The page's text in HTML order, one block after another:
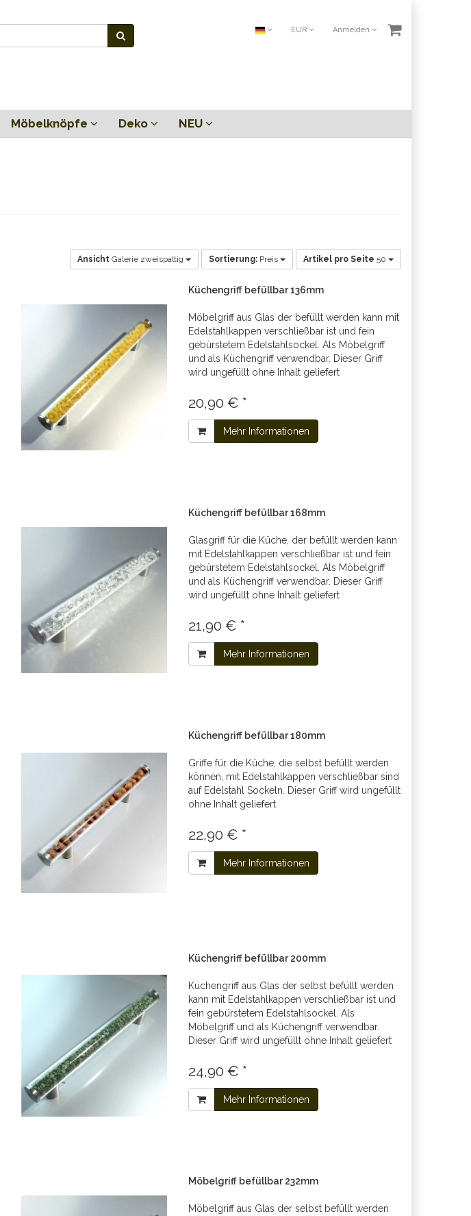
EUR Anmelden
Möbelknöpfe Deko NEU
Ansicht Galerie zweispaltig Sortierung: Preis Artikel pro Seite 50
Küchengriff befüllbar 136mm
Möbelgriff aus Glas der befüllt werden kann mit
Edelstahlkappen verschließbar ist und fein
gebürstetem Edelstahlsockel. Als Möbelgriff
und als Küchengriff verwendbar. Dieser Griff
wird ungefüllt ohne Inhalt geliefert
20,90 € *
Mehr Informationen
Küchengriff befüllbar 168mm
Glasgriff für die Küche, der befüllt werden kann
mit Edelstahlkappen verschließbar ist und fein
gebürstetem Edelstahlsockel. Als Möbelgriff
und als Küchengriff verwendbar. Dieser Griff
wird ungefüllt ohne Inhalt geliefert
21,90 € *
Mehr Informationen
Küchengriff befüllbar 180mm
Griffe für die Küche, die selbst befüllt werden
können, mit Edelstahlkappen verschließbar sind
auf Edelstahl Sockeln. Dieser Griff wird ungefüllt
ohne Inhalt geliefert
22,90 € *
Mehr Informationen
Küchengriff befüllbar 200mm
Küchengriff aus Glas der selbst befüllt werden
kann mit Edelstahlkappen verschließbar ist und
fein gebürstetem Edelstahlsockel. Als
Möbelgriff und als Küchengriff verwendbar.
Dieser Griff wird ungefüllt ohne Inhalt geliefert
24,90 € *
Mehr Informationen
Möbelgriff befüllbar 232mm
Möbelgriff aus Glas der selbst befüllt werden